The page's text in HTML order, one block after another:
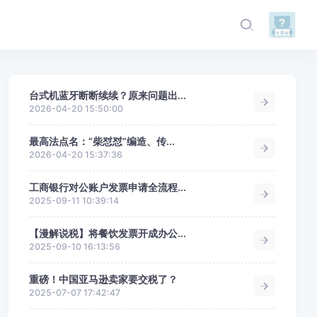
台式机蓝牙断断续续？原来问题出...
2026-04-20 15:50:00
最高法点名：“柴怼怼”编造、传...
2026-04-20 15:37:36
工商银行对公账户发票申请全流程...
2025-09-11 10:39:14
【漫解说税】将餐饮发票开成办公...
2025-09-10 16:13:56
重磅！中国亚马逊卖家要交税了？
2025-07-07 17:42:47